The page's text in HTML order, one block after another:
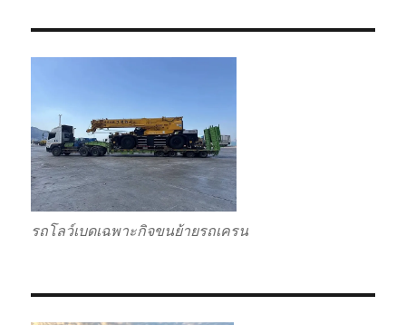
รถโลว์เบดเฉพาะกิจขนย้ายรถเครน